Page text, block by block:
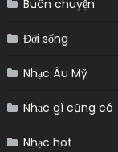
Buôn chuyện
Đời sống
Nhạc Âu Mỹ
Nhạc gì cũng có
Nhạc hot